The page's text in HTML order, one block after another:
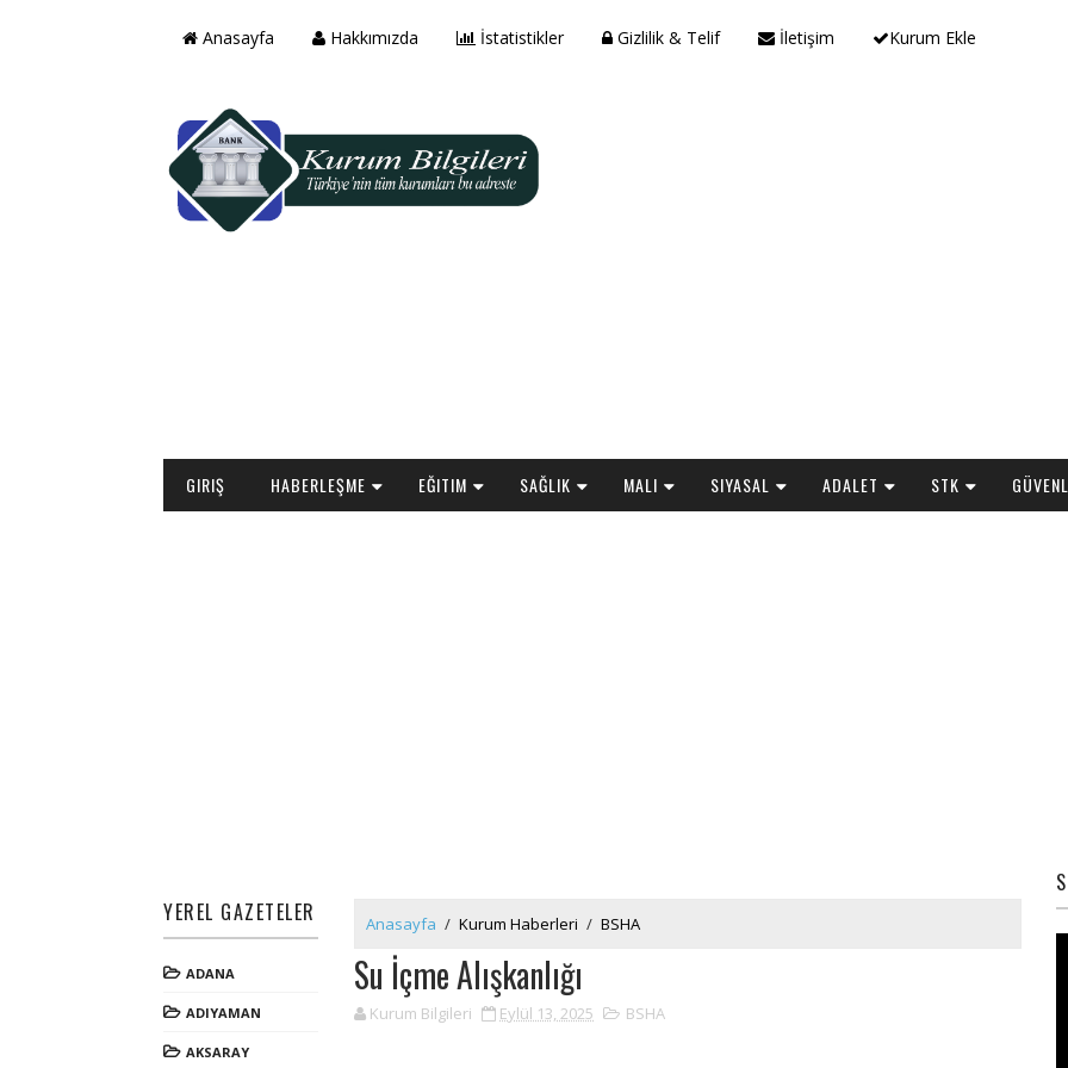
Anasayfa Hakkımızda İstatistikler Gizlilik & Telif İletişim Kurum Ekle
GIRIŞ HABERLEŞME EĞITIM SAĞLIK MALI SIYASAL ADALET STK
YEREL GAZETELER
ADANA
ADIYAMAN
AKSARAY
Anasayfa / Kurum Haberleri / BSHA
Su İçme Alışkanlığı
Kurum Bilgileri Eylül 13, 2025 BSHA